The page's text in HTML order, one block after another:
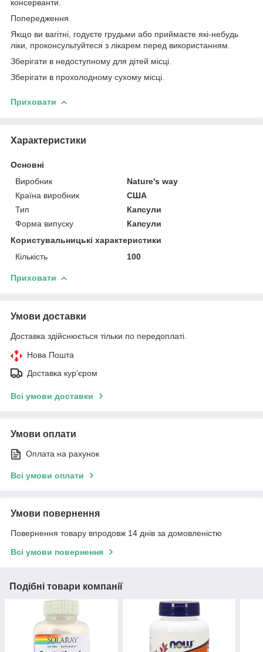
консерванти.
Попередження
Якщо ви вагітні, годуєте грудьми або приймаєте які-небудь
ліки, проконсультуйтеся з лікарем перед використанням.
Зберігати в недоступному для дітей місці.
Зберігати в прохолодному сухому місці.
Приховати
Характеристики
Основні
Виробник
Nature's way
Країна виробник
США
Тип
Капсули
Форма випуску
Капсули
Користувальницькі характеристики
Кількість
100
Приховати
Умови доставки
Доставка здійснюється тільки по передоплаті.
Нова Пошта
Доставка кур'єром
Всі умови доставки
Умови оплати
Оплата на рахунок
Всі умови оплати
Умови повернення
Повернення товару впродовж 14 днів за домовленістю
Всі умови повернення
Подібні товари компанії